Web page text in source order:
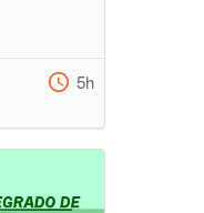
5h